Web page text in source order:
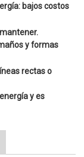
bajos costos
y formas
rectas o
y es